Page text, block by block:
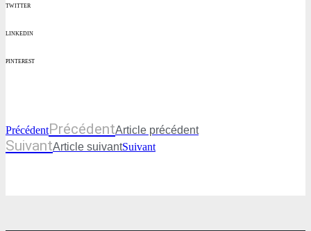
TWITTER
LINKEDIN
PINTEREST
PrécédentPrécédentArticle précédent
SuivantArticle suivantSuivant